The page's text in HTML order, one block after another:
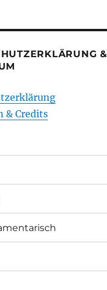
&
& Credits